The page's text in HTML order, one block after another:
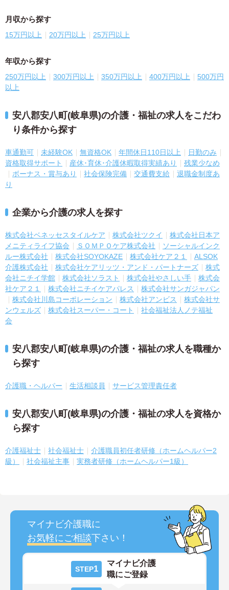
月収から探す
15万円以上 20万円以上 25万円以上
年収から探す
250万円以上 300万円以上 350万円以上 400万円以上
500万円
以上
安八郡安八町(岐阜県)の介護・福祉の求人をこだわ
り条件から探す
車通勤可 未経験OK 無資格OK 年間休日110日以上
日勤のみ
資格取得サポート
産休･育休･介護休暇取得実績あり
残業少なめ
ボーナス・賞与あり
社会保険完備 交通費支給
退職金制度あ
り
企業から介護の求人を探す
株式会社ベネッセスタイルケア 株式会社ツクイ
株式会社日本ア
メニティライフ協会
ＳＯＭＰＯケア株式会社
ソーシャルインク
ルー株式会社
株式会社SOYOKAZE 株式会社ケア２１
ALSOK
介護株式会社
株式会社ケアリッツ・アンド・パートナーズ
株式
会社ニチイ学館
株式会社ソラスト 株式会社やさしい手
株式会
社ケア２１
株式会社ニチイケアパレス
株式会社サンガジャパン
株式会社川島コーポレーション
株式会社アンビス
株式会社サ
ンウェルズ
株式会社スーパー・コート
社会福祉法人ノテ福祉
会
安八郡安八町(岐阜県)の介護・福祉の求人を職種か
ら探す
介護職・ヘルパー 生活相談員 サービス管理責任者
安八郡安八町(岐阜県)の介護・福祉の求人を資格か
ら探す
介護福祉士 社会福祉士
介護職員初任者研修（ホームヘルパー2
級）
社会福祉主事 実務者研修（ホームヘルパー1級）
マイナビ介護職に
お気軽にご相談下さい！
STEP1
マイナビ介護
職にご登録